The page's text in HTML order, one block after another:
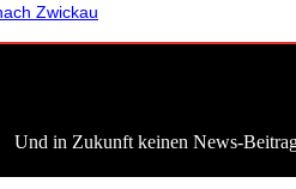
Zwickau
Und in Zukunft keinen News-